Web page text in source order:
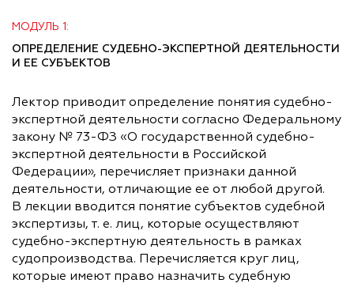
МОДУЛЬ 1:
ОПРЕДЕЛЕНИЕ СУДЕБНО-ЭКСПЕРТНОЙ ДЕЯТЕЛЬНОСТИ
И ЕЕ СУБЪЕКТОВ
Лектор приводит определение понятия судебно-
экспертной деятельности согласно Федеральному
закону № 73-ФЗ «О государственной судебно-
экспертной деятельности в Российской
Федерации», перечисляет признаки данной
деятельности, отличающие ее от любой другой.
В лекции вводится понятие субъектов судебной
экспертизы, т. е. лиц, которые осуществляют
судебно-экспертную деятельность в рамках
судопроизводства. Перечисляется круг лиц,
которые имеют право назначить судебную